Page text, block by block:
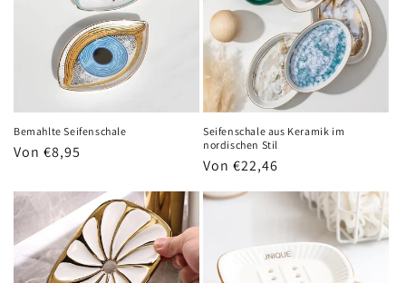
Bemahlte Seifenschale
Normaler
Von €8,95
Seifenschale aus Keramik im
nordischen Stil
Normaler
Von €22,46